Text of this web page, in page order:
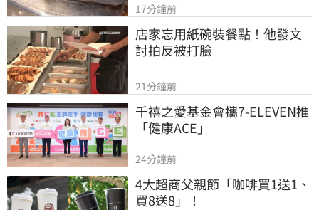
17分鐘前
店家忘用紙碗裝餐點！他發文
討拍反被打臉
21分鐘前
千禧之愛基金會攜7-ELEVEN推
「健康ACE」
24分鐘前
4大超商父親節「咖啡買1送1、
買8送8」！